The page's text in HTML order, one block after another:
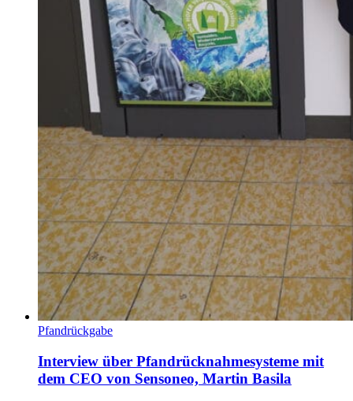
Pfandrückgabe
Interview über Pfandrücknahmesysteme mit
dem CEO von Sensoneo, Martin Basila